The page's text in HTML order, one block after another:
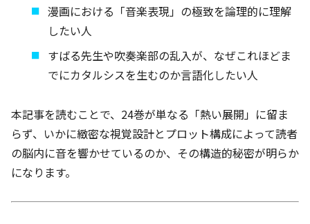
漫画における「音楽表現」の極致を論理的に理解
したい人
すばる先生や吹奏楽部の乱入が、なぜこれほどま
でにカタルシスを生むのか言語化したい人
本記事を読むことで、24巻が単なる「熱い展開」に留ま
らず、いかに緻密な視覚設計とプロット構成によって読者
の脳内に音を響かせているのか、その構造的秘密が明らか
になります。